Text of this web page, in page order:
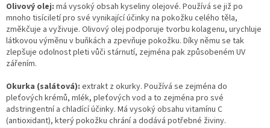
Olivový olej: má vysoký obsah kyseliny olejové. Používá se již po
mnoho tisíciletí pro své vynikající účinky na pokožku celého těla,
změkčuje a vyživuje. Olivový olej podporuje tvorbu kolagenu, urychluje
látkovou výměnu v buňkách a zpevňuje pokožku. Díky němu se tak
zlepšuje odolnost pleti vůči stárnutí, zejména pak způsobeném UV
zářením.
Okurka (salátová): extrakt z okurky. Používá se zejména do
pleťových krémů, mlék, pleťových vod a to zejména pro své
adstringentní a chladící účinky. Má vysoký obsahu vitamínu C
(antioxidant), který pokožku chrání a dodává potřebné živiny.